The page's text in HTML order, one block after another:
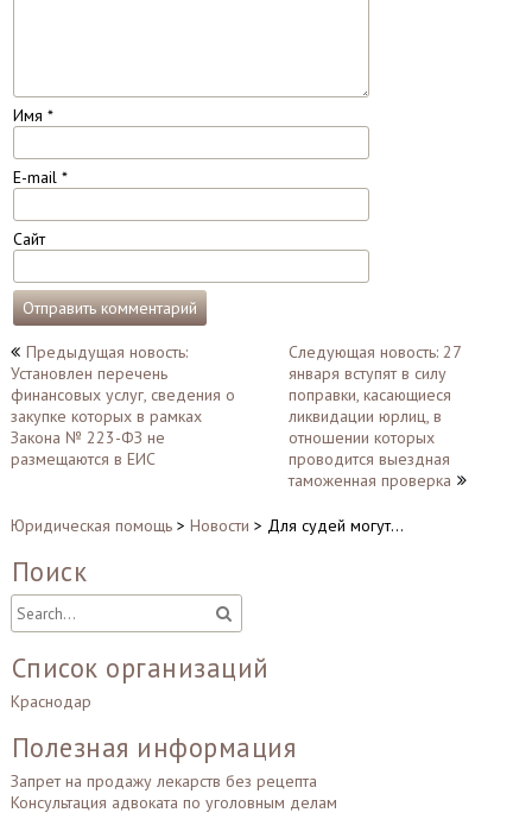
Имя *
E-mail *
Сайт
Навигация
по
записям
Предыдущая новость:
Установлен перечень
финансовых услуг, сведения о
закупке которых в рамках
Закона № 223-ФЗ не
размещаются в ЕИС
Следующая новость: 27
января вступят в силу
поправки, касающиеся
ликвидации юрлиц, в
отношении которых
проводится выездная
таможенная проверка
Юридическая помощь> Новости > Для судей могут…
Поиск
Список организаций
Краснодар
Полезная информация
Запрет на продажу лекарств без рецепта
Консультация адвоката по уголовным делам